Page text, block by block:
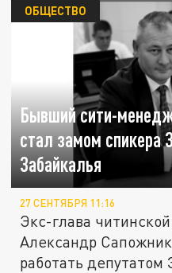
Бывший сити-
стал замом спикера
Забайкалья
ОБЩЕСТВО
27 СЕНТЯБРЯ 11:16
Экс-глава
Александр
работать депутатом